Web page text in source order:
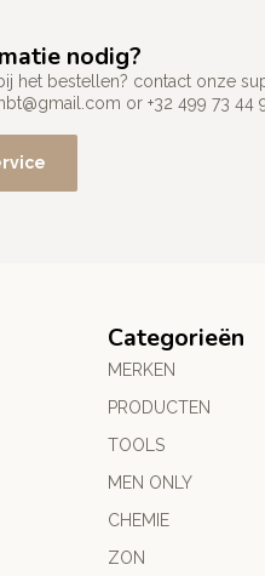
nodig?
het bestellen? contact onze
or +32 499 73 44
Categorieën
MERKEN
PRODUCTEN
TOOLS
MEN ONLY
CHEMIE
ZON